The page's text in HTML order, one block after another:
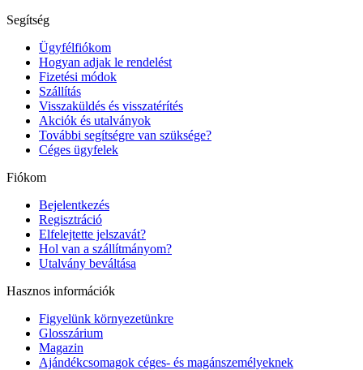
Segítség
Ügyfélfiókom
Hogyan adjak le rendelést
Fizetési módok
Szállítás
Visszaküldés és visszatérítés
Akciók és utalványok
További segítségre van szüksége?
Céges ügyfelek
Fiókom
Bejelentkezés
Regisztráció
Elfelejtette jelszavát?
Hol van a szállítmányom?
Utalvány beváltása
Hasznos információk
Figyelünk környezetünkre
Glosszárium
Magazin
Ajándékcsomagok céges- és magánszemélyeknek